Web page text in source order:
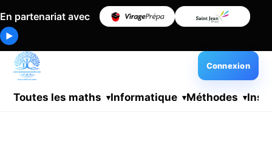
En partenariat avec
▶
Toutes les maths Informatique Méthodes
Connexion